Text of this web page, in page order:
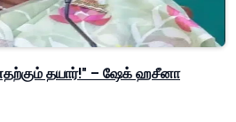
தயார்!" – ஷேக் ஹசீனா